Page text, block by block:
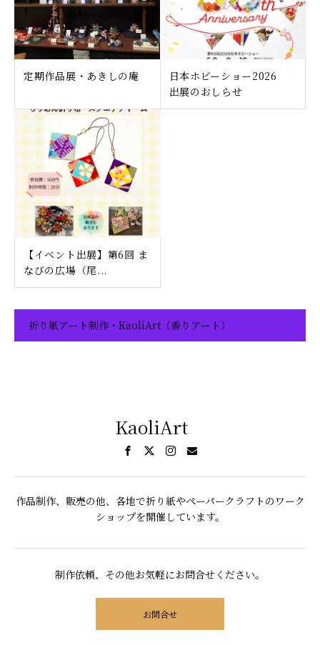
定期作品展・あきしの庵
日本ホビーショー2026
出展のおしらせ
【イベント出展】第6回 ま
なびの広場（尾...
折り紙アート制作・KaoliArt（香りアート）
KaoliArt
作品制作、販売の他、各地で折り紙やペーパークラフトのワーク
ショップを開催しています。
制作依頼、その他お気軽にお問合せください。
お問合せ